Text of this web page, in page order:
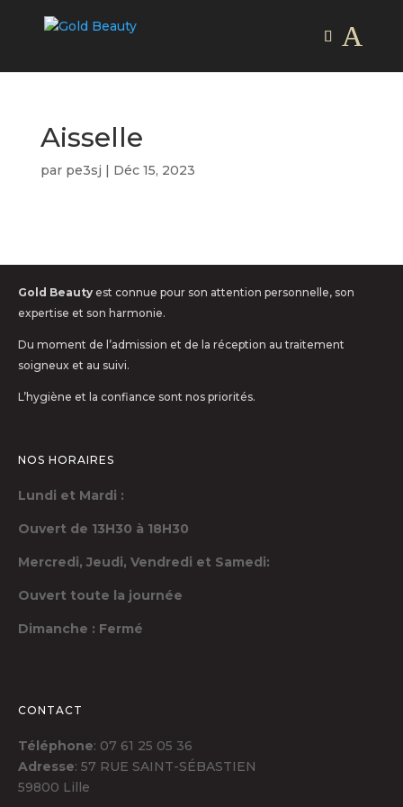
Aisselle
par pe3sj | Déc 15, 2023
Gold Beautyest connue pour son attention personnelle, son
expertise et son harmonie.
Du moment de l’admission et de la réception au traitement
soigneux et au suivi.
L’hygiène et la confiance sont nos priorités.
NOS HORAIRES
Lundi et Mardi :
Ouvert de 13H30 à 18H30
Mercredi, Jeudi, Vendredi et Samedi:
Ouvert toute la journée
Dimanche : Fermé
CONTACT
Téléphone: 07 61 25 05 36
Adresse: 57 RUE SAINT-SÉBASTIEN
59800 Lille